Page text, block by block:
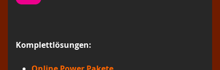
Komplettlösungen: